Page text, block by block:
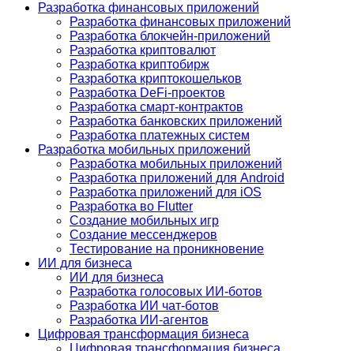
Разработка финансовых приложений
Разработка финансовых приложений
Разработка блокчейн-приложений
Разработка криптовалют
Разработка криптобирж
Разработка криптокошельков
Разработка DeFi-проектов
Разработка смарт-контрактов
Разработка банковских приложений
Разработка платежных систем
Разработка мобильных приложений
Разработка мобильных приложений
Разработка приложений для Android
Разработка приложений для iOS
Разработка во Flutter
Создание мобильных игр
Создание мессенджеров
Тестирование на проникновение
ИИ для бизнеса
ИИ для бизнеса
Разработка голосовых ИИ-ботов
Разработка ИИ чат-ботов
Разработка ИИ-агентов
Цифровая трансформация бизнеса